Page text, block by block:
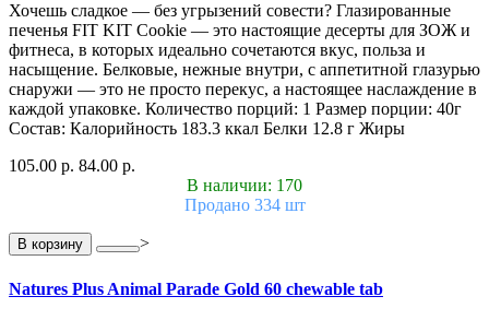
Хочешь сладкое — без угрызений совести? Глазированные
печенья FIT KIT Cookie — это настоящие десерты для ЗОЖ и
фитнеса, в которых идеально сочетаются вкус, польза и
насыщение. Белковые, нежные внутри, с аппетитной глазурью
снаружи — это не просто перекус, а настоящее наслаждение в
каждой упаковке. Количество порций: 1 Размер порции: 40г
Состав: Калорийность 183.3 ккал Белки 12.8 г Жиры
105.00 р. 84.00 р.
В наличии: 170
Продано 334 шт
В корзину >
Natures Plus Animal Parade Gold 60 chewable tab